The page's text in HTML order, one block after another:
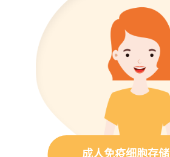
成人免疫细胞存储